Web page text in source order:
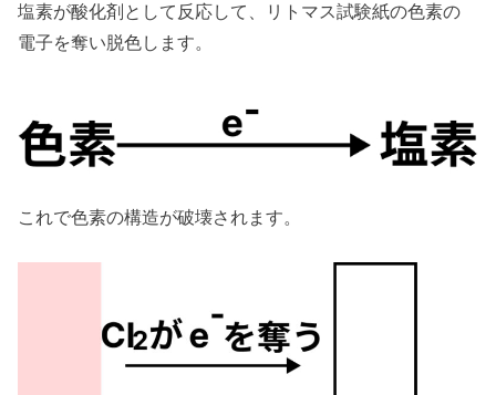
塩素が酸化剤として反応して、リトマス試験紙の色素の
電子を奪い脱色します。
これで色素の構造が破壊されます。